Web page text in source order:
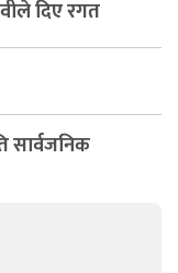
दिए रगत
सार्वजनिक